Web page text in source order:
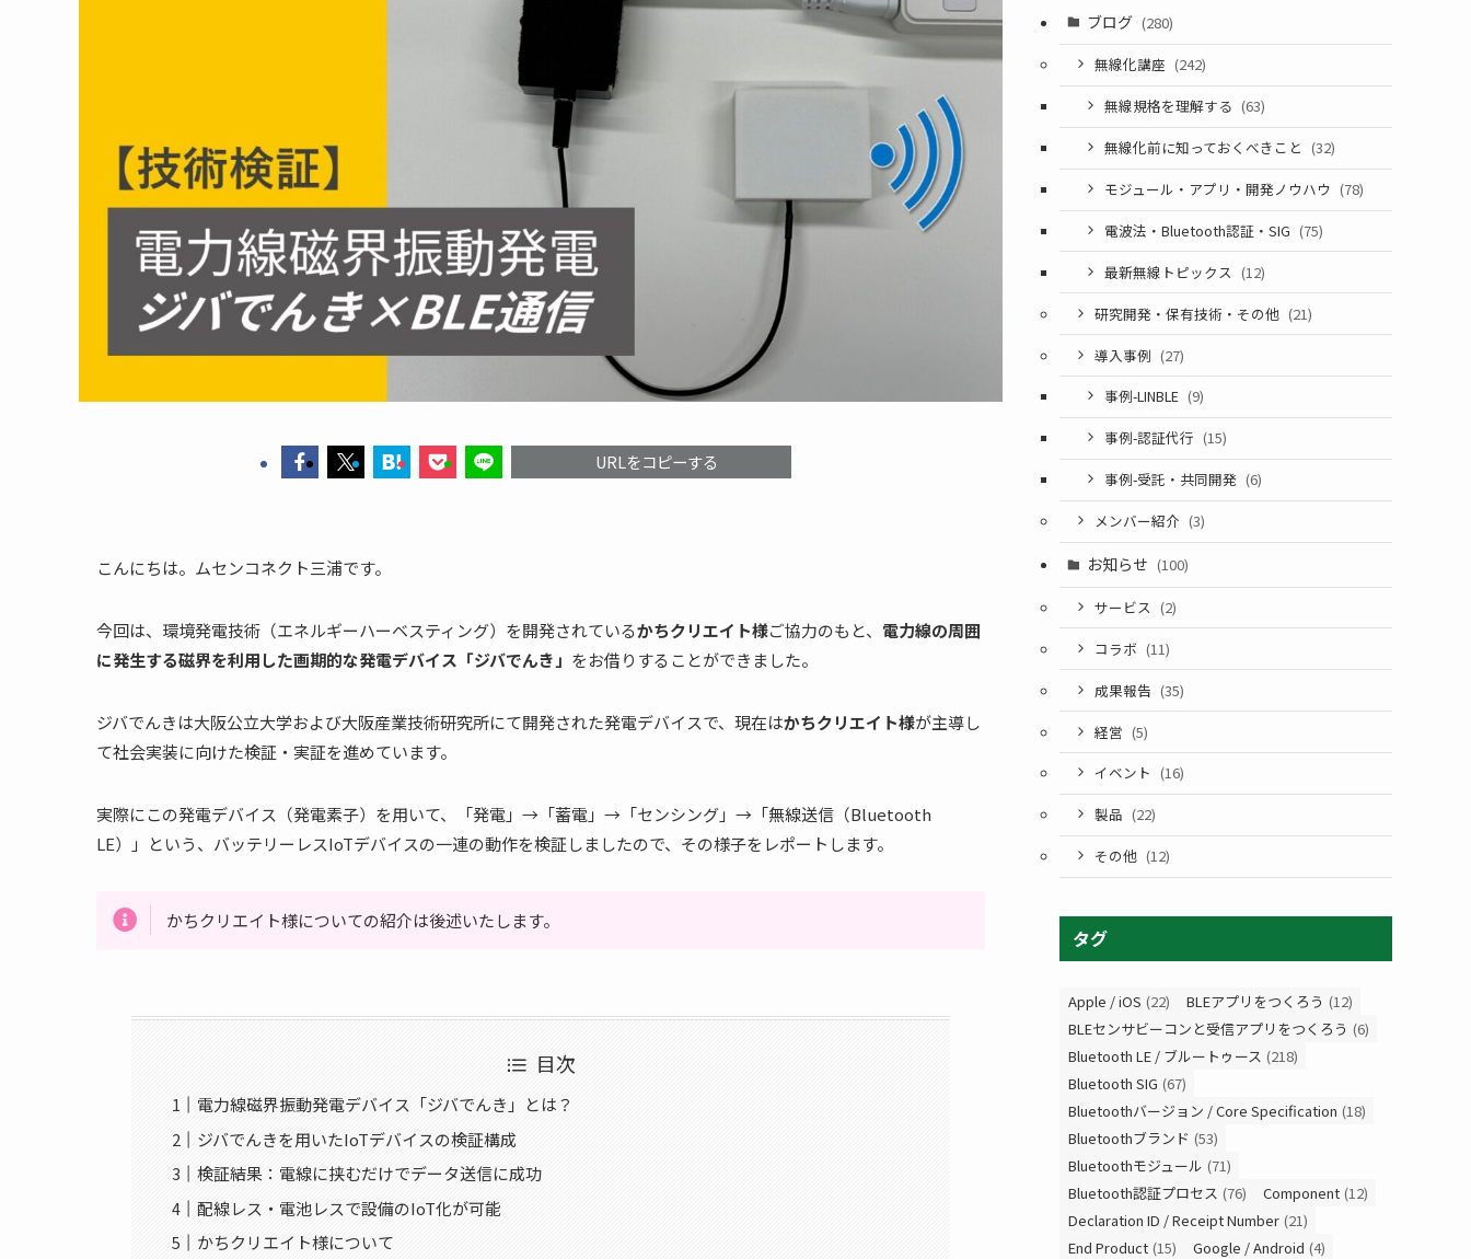
URLをコピーする
こんにちは。ムセンコネクト三浦です。
今回は、環境発電技術（エネルギーハーベスティング）を開発されているかちクリエイト様ご協力のもと、 電力線の周囲
に発生する磁界を利用した画期的な発電デバイス「ジバでんき」 をお借りすることができました。
ジバでんきは大阪公立大学および大阪産業技術研究所にて開発された発電デバイスで、現在はかちクリエイト様が主導し
て社会実装に向けた検証・実証を進めています。
実際にこの発電デバイス（発電素子）を用いて、「発電」→「蓄電」→「センシング」→「無線送信（Bluetooth
LE）」という、バッテリーレスIoTデバイスの一連の動作を検証しましたので、その様子をレポートします。
かちクリエイト様についての紹介は後述いたします。
目次
電力線磁界振動発電デバイス「ジバでんき」とは？
ジバでんきを用いたIoTデバイスの検証構成
検証結果：電線に挟むだけでデータ送信に成功
配線レス・電池レスで設備のIoT化が可能
かちクリエイト様について
ブログ (280)
無線化講座 (242)
無線規格を理解する (63)
無線化前に知っておくべきこと (32)
モジュール・アプリ・開発ノウハウ (78)
電波法・Bluetooth認証・SIG (75)
最新無線トピックス (12)
研究開発・保有技術・その他 (21)
導入事例 (27)
事例-LINBLE (9)
事例-認証代行 (15)
事例-受託・共同開発 (6)
メンバー紹介 (3)
お知らせ (100)
サービス (2)
コラボ (11)
成果報告 (35)
経営 (5)
イベント (16)
製品 (22)
その他 (12)
タグ
Apple / iOS (22) BLEアプリをつくろう (12)
BLEセンサビーコンと受信アプリをつくろう (6)
Bluetooth LE / ブルートゥース (218)
Bluetooth SIG (67)
Bluetoothバージョン / Core Specification (18)
Bluetoothブランド (53)
Bluetoothモジュール (71)
Bluetooth認証プロセス (76) Component (12)
Declaration ID / Receipt Number (21)
End Product (15) Google / Android (4)